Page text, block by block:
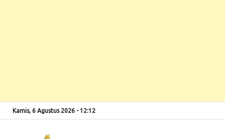
Kamis, 6 Agustus 2026 - 12:12